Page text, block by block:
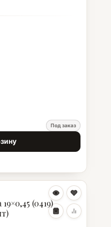
Под заказ
(0419)